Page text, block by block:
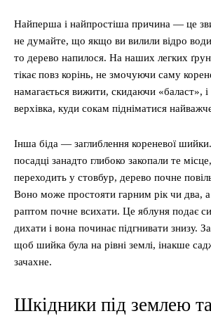
Найперша і найпростіша причина — це
не думайте, що якщо ви вилили відро
то дерево напилося. На наших легких
тікає повз корінь, не змочуючи саму
намагається вижити, скидаючи «баласт»,
верхівка, куди сокам підніматися
Інша біда — заглиблення кореневої
посадці занадто глибоко закопали те
переходить у стовбур, дерево почне
Воно може простояти гарним рік чи два, а
раптом почне всихати. Це яблуня подає
дихати і вона починає підгнивати знизу.
щоб шийка була на рівні землі, інакше
зачахне.
Шкідники під землею